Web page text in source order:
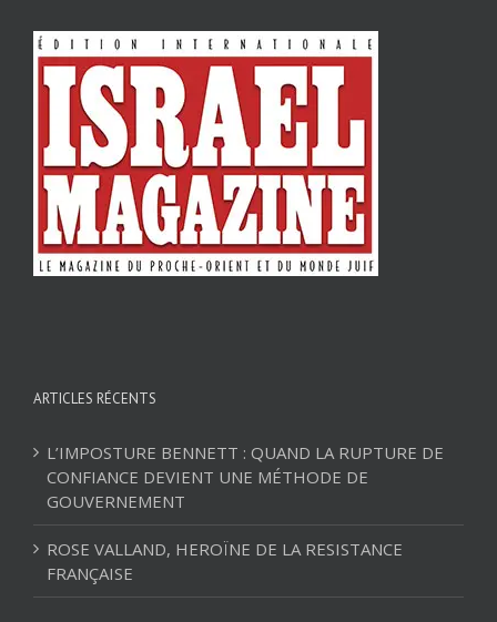
ARTICLES RÉCENTS
L’IMPOSTURE BENNETT : QUAND LA RUPTURE DE
CONFIANCE DEVIENT UNE MÉTHODE DE
GOUVERNEMENT
ROSE VALLAND, HEROÏNE DE LA RESISTANCE
FRANÇAISE